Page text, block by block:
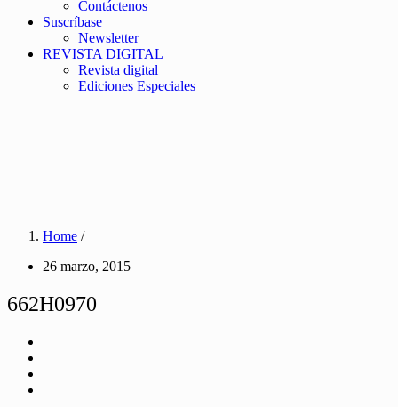
Contáctenos
Suscríbase
Newsletter
REVISTA DIGITAL
Revista digital
Ediciones Especiales
Home /
26 marzo, 2015
662H0970